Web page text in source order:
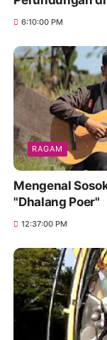
6:10:00 PM
RAGAM
Mengenal
"Dhalang Poer"
12:37:00 PM